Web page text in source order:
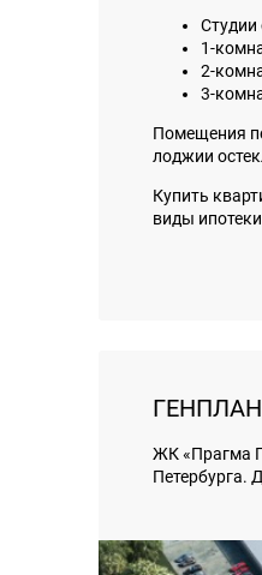
Студии
1-
2-
3-
Помещения
лоджии
Купить
виды
ГЕНПЛАН
ЖК «Прагма
Петербурга.